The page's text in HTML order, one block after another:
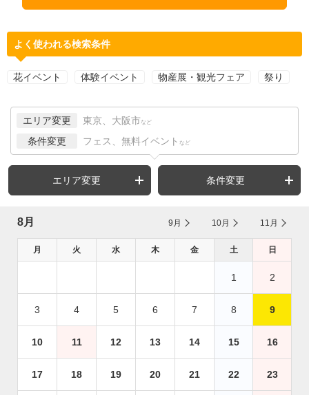
よく使われる検索条件
花イベント 体験イベント 物産展・観光フェア 祭り
エリア変更 東京、大阪市 など
条件変更 フェス、無料イベント など
エリア変更 条件変更
8月 9月 10月 11月
月 火 水 木 金 土 日
1 2
3 4 5 6 7 8 9
10 11 12 13 14 15 16
17 18 19 20 21 22 23